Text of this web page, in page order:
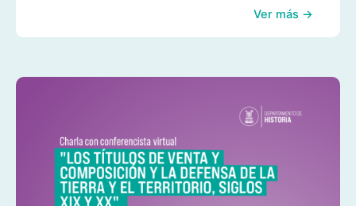
Ver más →